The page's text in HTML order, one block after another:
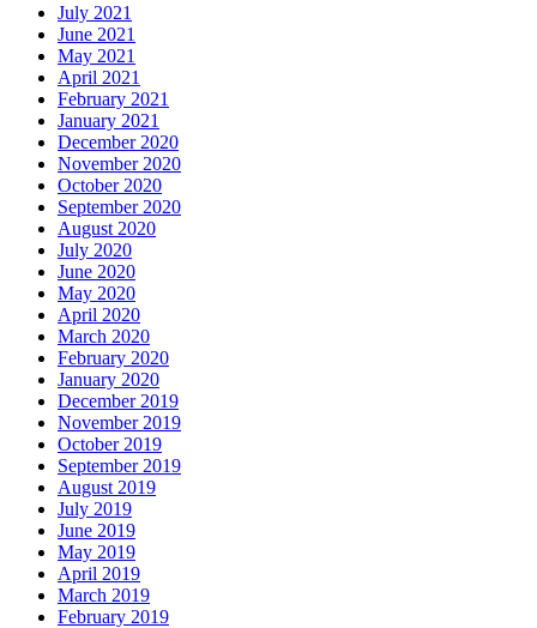
July 2021
June 2021
May 2021
April 2021
February 2021
January 2021
December 2020
November 2020
October 2020
September 2020
August 2020
July 2020
June 2020
May 2020
April 2020
March 2020
February 2020
January 2020
December 2019
November 2019
October 2019
September 2019
August 2019
July 2019
June 2019
May 2019
April 2019
March 2019
February 2019